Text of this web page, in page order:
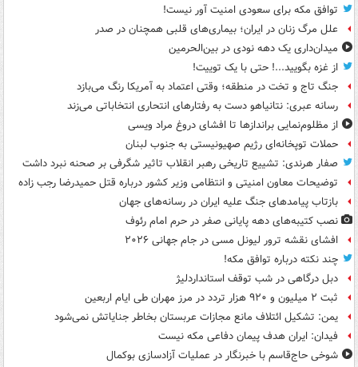
توافق مکه برای سعودی امنیت آور نیست!
علل مرگ زنان در ایران؛ بیماری‌های قلبی همچنان در صدر
میدان‌داری یک دهه نودی در بین‌الحرمین
از غزه بگویید...! حتی با یک توییت!
جنگ تاج و تخت در منطقه؛ وقتی اعتماد به آمریکا رنگ می‌بازد
رسانه عبری: نتانیاهو دست به رفتارهای انتحاری انتخاباتی می‌زند
از مظلوم‌نمایی براندازها تا افشای دروغ مراد ویسی
حملات توپخانه‌ای رژیم صهیونیستی به جنوب لبنان
صفار هرندی: تشییع تاریخی رهبر انقلاب تاثیر شگرفی بر صحنه نبرد داشت
توضیحات معاون امنیتی و انتظامی وزیر کشور درباره قتل حمیدرضا رجب زاده
بازتاب پیامدهای جنگ علیه ایران در رسانه‌های جهان
نصب کتیبه‌های دهه پایانی صفر در حرم امام رئوف
افشای نقشه ترور لیونل مسی در جام جهانی ۲۰۲۶
چند نکته درباره توافق مکه!
دبل درگاهی در شب توقف استانداردلیژ
ثبت ۲ میلیون و ۹۲۰ هزار تردد در مرز مهران طی ایام اربعین
یمن: تشکیل ائتلاف مانع مجازات عربستان بخاطر جنایاتش نمی‌شود
فیدان: ایران هدف پیمان دفاعی مکه نیست
شوخی حاج‌قاسم با خبرنگار در عملیات آزادسازی بوکمال